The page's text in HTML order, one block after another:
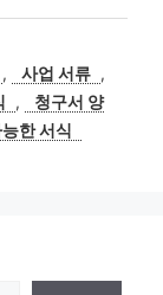
, 사업 서류 ,
,
청구서 양
한 서식